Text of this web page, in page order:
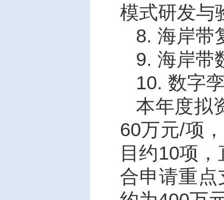
模式研发与
8. 海岸带
9. 海岸带
10. 数字
本年度拟
60万元/项
目约10项，
合申请重